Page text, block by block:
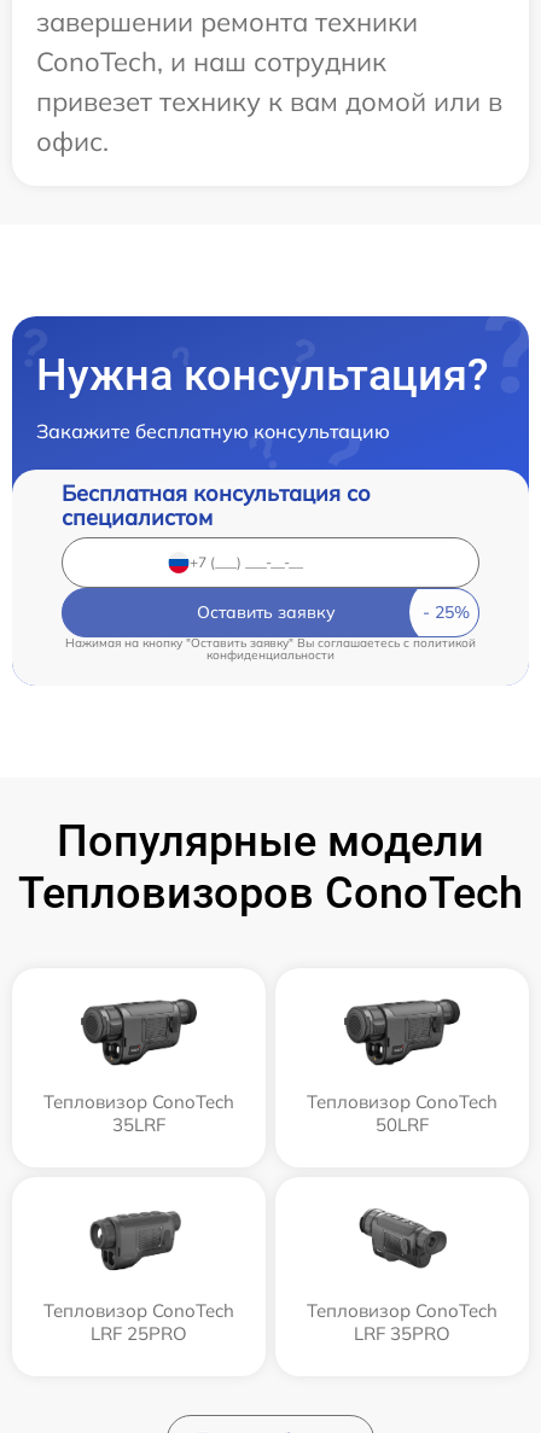
завершении ремонта техники
ConoTech, и наш сотрудник
привезет технику к вам домой или в
офис.
Нужна консультация?
Закажите бесплатную консультацию
Бесплатная консультация со
специалистом
Оставить заявку
Нажимая на кнопку "Оставить заявку" Вы соглашаетесь cполитикой
конфиденциальности
Популярные модели
Тепловизоров ConoTech
Тепловизор ConoTech
35LRF
Тепловизор ConoTech
50LRF
Тепловизор ConoTech
LRF 25PRO
Тепловизор ConoTech
LRF 35PRO